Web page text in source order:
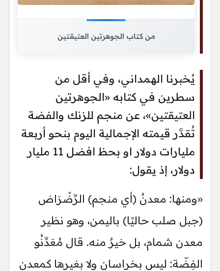
من كتاب الجوهرتين العتيقتين
يُخبرنا الهمداني، وفي أقل من
سطرين في كتابه «الجوهرتين
العتيقتين»، عن منجم للزنك والفضة
تُقدَّر قيمته الإجمالية اليوم بنحو أربعة
مليارات دولار او بحظ افضل 11 مليار
دولار، إذ يقول:
«ومنها: معدنُ (أي منجم) الرِّضْرَاض
(جبل صلب حاليًا) باليمن، وهو نظير
معدن شمام، بل خيرٌ منه. قال مُعَدِّنُو
الفِضّة: ليس بخراسان ولا بغيرها كمعدن